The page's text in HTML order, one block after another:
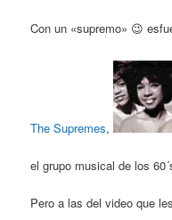
Con un «supremo» 😉
The Supremes,
el grupo musical de los
Pero a las del video que